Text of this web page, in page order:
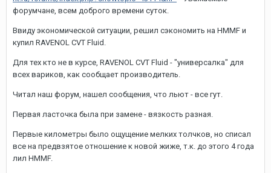
форумчане, всем доброго времени суток.
Ввиду экономической ситуации, решил сэкономить на HMMF и
купил RAVENOL CVT Fluid.
Для тех кто не в курсе, RAVENOL CVT Fluid - "универсалка" для
всех вариков, как сообщает производитель.
Читал наш форум, нашел сообщения, что льют - все гут.
Первая ласточка была при замене - вязкость разная.
Первые километры было ощущение мелких толчков, но списал
все на предвзятое отношение к новой жиже, т.к. до этого 4 года
лил HMMF.